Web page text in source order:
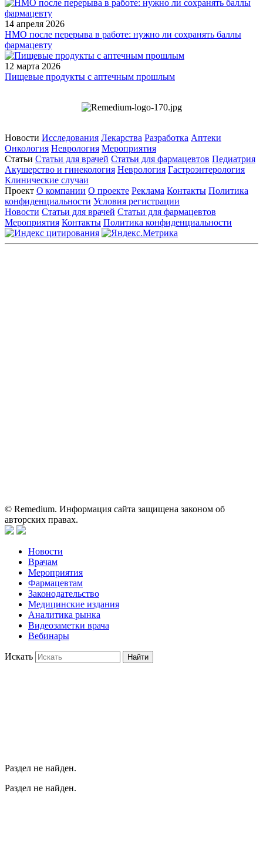
14 апреля 2026
НМО после перерыва в работе: нужно ли сохранять баллы
фармацевту
12 марта 2026
Пищевые продукты с аптечным прошлым
Новости Исследования Лекарства Разработка Аптеки
Онкология Неврология Мероприятия
Статьи Статьи для врачей Статьи для фармацевтов Педиатрия
Акушерство и гинекология Неврология Гастроэнтерология
Клинические случаи
Проект О компании О проекте Реклама Контакты Политика
конфиденциальности Условия регистрации
Новости Статьи для врачей Статьи для фармацевтов
Мероприятия Контакты Политика конфиденциальности
© Remedium. Информация сайта защищена законом об
авторских правах.
Новости
Врачам
Мероприятия
Фармацевтам
Законодательство
Медицинские издания
Аналитика рынка
Видеозаметки врача
Вебинары
Искать Найти
Раздел не найден.
Раздел не найден.